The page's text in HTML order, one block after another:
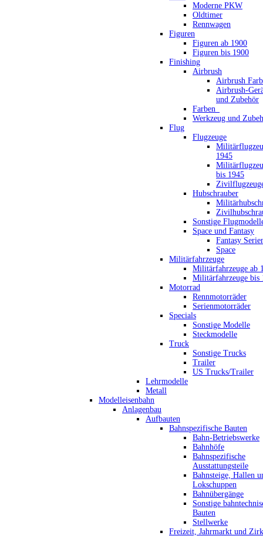
Moderne PKW
Oldtimer
Rennwagen
Figuren
Figuren ab 1900
Figuren bis 1900
Finishing
Airbrush
Airbrush
Airbrush-
und Zubehör
Farben_
Werkzeug und
Flug
Flugzeuge
1945
bis 1945
Hubschrauber
Sonstige
Space und Fantasy
Fantasy
Space
Militärfahrzeuge
Militärfahrzeuge ab
Militärfahrzeuge bis
Motorrad
Rennmotorräder
Serienmotorräder
Specials
Sonstige Modelle
Steckmodelle
Truck
Sonstige Trucks
Trailer
US Trucks/Trailer
Lehrmodelle
Metall
Modelleisenbahn
Anlagenbau
Aufbauten
Bahnspezifische Bauten
Bahn-Betriebswerke
Bahnhöfe
Bahnspezifische
Ausstattungsteile
Bahnsteige, Hallen
Lokschuppen
Bahnübergänge
Sonstige
Bauten
Stellwerke
Freizeit, Jahrmarkt und